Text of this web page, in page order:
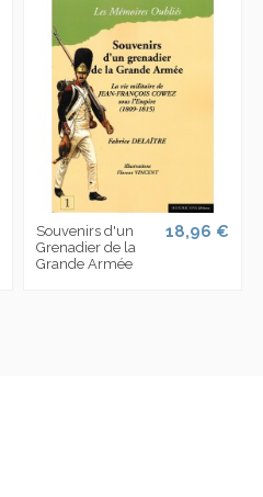
Souvenirs d'un
Grenadier de la
Grande Armée
18,96 €